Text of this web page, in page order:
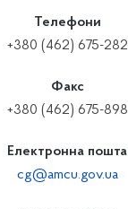
Телефони
+380 (462) 675-282
Факс
+380 (462) 675-898
Електронна пошта
cg@amcu.gov.ua